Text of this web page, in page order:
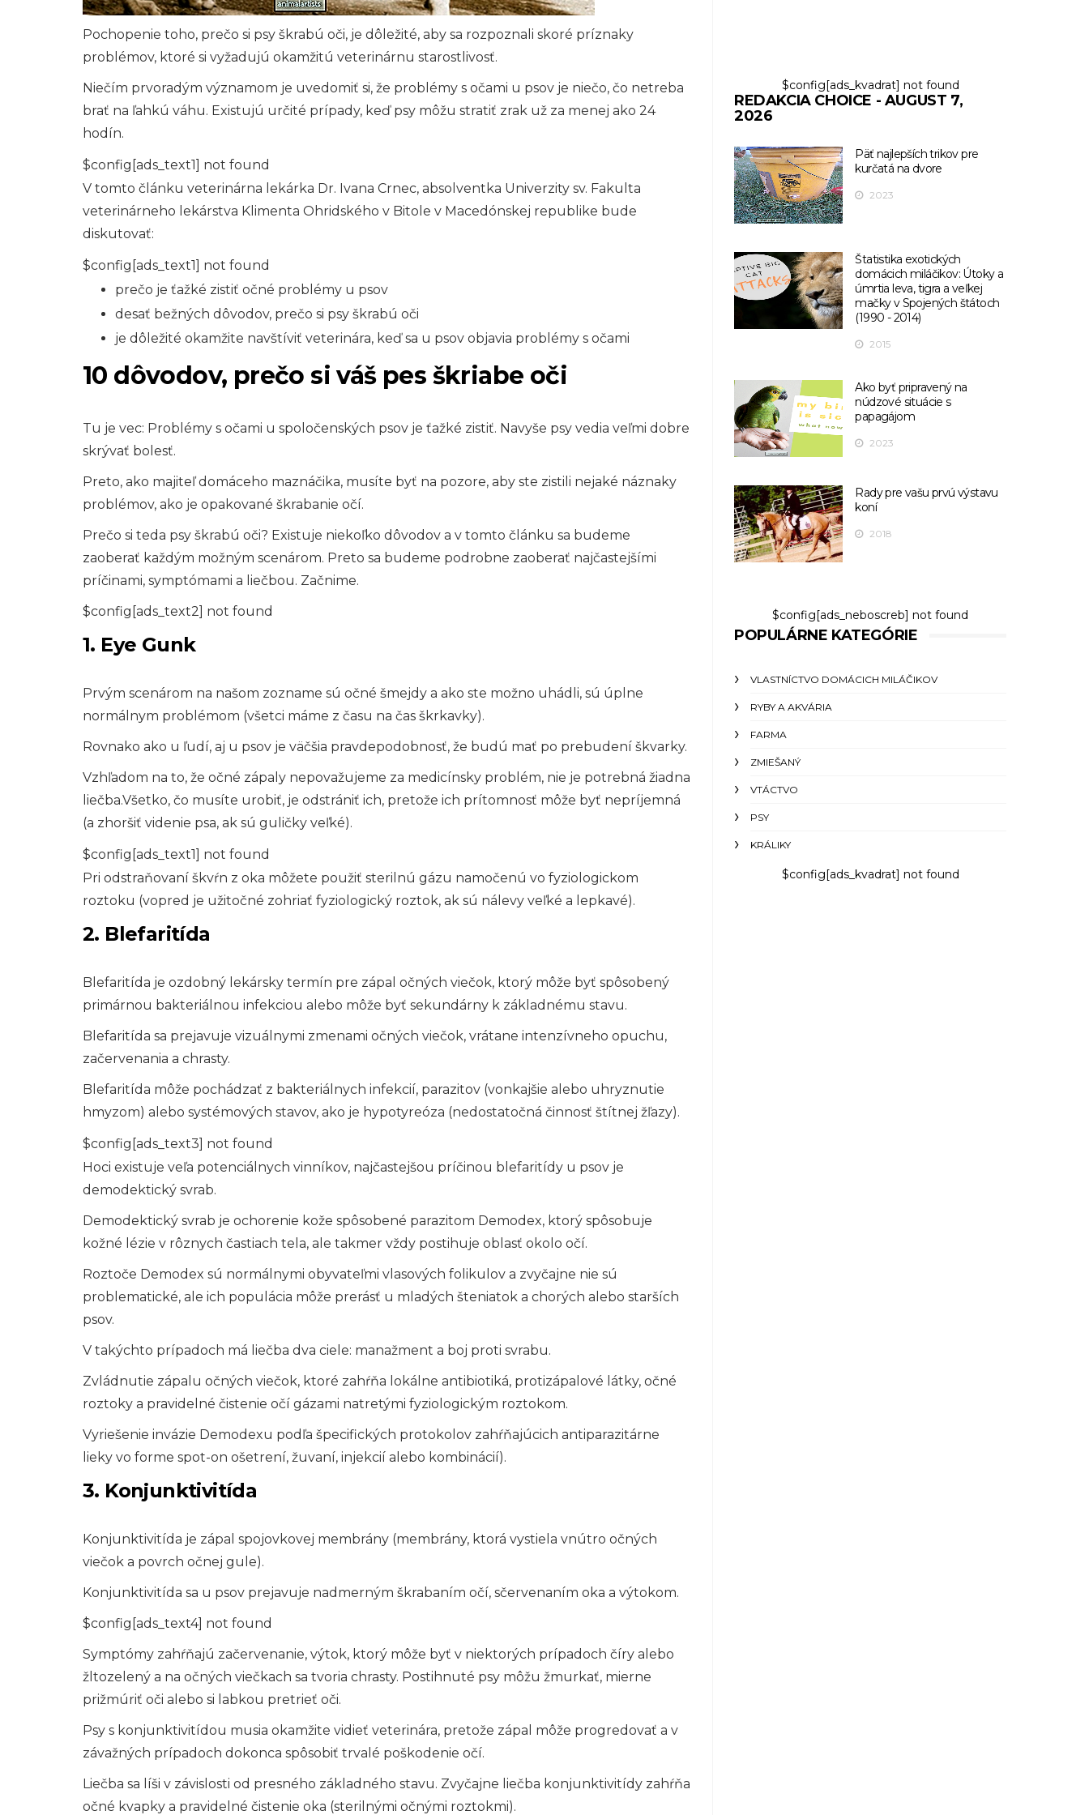
Pochopenie toho, prečo si psy škrabú oči, je dôležité, aby sa rozpoznali skoré príznaky
problémov, ktoré si vyžadujú okamžitú veterinárnu starostlivosť.
Niečím prvoradým významom je uvedomiť si, že problémy s očami u psov je niečo, čo netreba
brať na ľahkú váhu. Existujú určité prípady, keď psy môžu stratiť zrak už za menej ako 24
hodín.
$config[ads_text1] not found
V tomto článku veterinárna lekárka Dr. Ivana Crnec, absolventka Univerzity sv. Fakulta
veterinárneho lekárstva Klimenta Ohridského v Bitole v Macedónskej republike bude
diskutovať:
$config[ads_text1] not found
prečo je ťažké zistiť očné problémy u psov
desať bežných dôvodov, prečo si psy škrabú oči
je dôležité okamžite navštíviť veterinára, keď sa u psov objavia problémy s očami
10 dôvodov, prečo si váš pes škriabe oči
Tu je vec: Problémy s očami u spoločenských psov je ťažké zistiť. Navyše psy vedia veľmi dobre
skrývať bolesť.
Preto, ako majiteľ domáceho maznáčika, musíte byť na pozore, aby ste zistili nejaké náznaky
problémov, ako je opakované škrabanie očí.
Prečo si teda psy škrabú oči? Existuje niekoľko dôvodov a v tomto článku sa budeme
zaoberať každým možným scenárom. Preto sa budeme podrobne zaoberať najčastejšími
príčinami, symptómami a liečbou. Začnime.
$config[ads_text2] not found
1. Eye Gunk
Prvým scenárom na našom zozname sú očné šmejdy a ako ste možno uhádli, sú úplne
normálnym problémom (všetci máme z času na čas škrkavky).
Rovnako ako u ľudí, aj u psov je väčšia pravdepodobnosť, že budú mať po prebudení škvarky.
Vzhľadom na to, že očné zápaly nepovažujeme za medicínsky problém, nie je potrebná žiadna
liečba.Všetko, čo musíte urobiť, je odstrániť ich, pretože ich prítomnosť môže byť nepríjemná
(a zhoršiť videnie psa, ak sú guličky veľké).
$config[ads_text1] not found
Pri odstraňovaní škvŕn z oka môžete použiť sterilnú gázu namočenú vo fyziologickom
roztoku (vopred je užitočné zohriať fyziologický roztok, ak sú nálevy veľké a lepkavé).
2. Blefaritída
Blefaritída je ozdobný lekársky termín pre zápal očných viečok, ktorý môže byť spôsobený
primárnou bakteriálnou infekciou alebo môže byť sekundárny k základnému stavu.
Blefaritída sa prejavuje vizuálnymi zmenami očných viečok, vrátane intenzívneho opuchu,
začervenania a chrasty.
Blefaritída môže pochádzať z bakteriálnych infekcií, parazitov (vonkajšie alebo uhryznutie
hmyzom) alebo systémových stavov, ako je hypotyreóza (nedostatočná činnosť štítnej žľazy).
$config[ads_text3] not found
Hoci existuje veľa potenciálnych vinníkov, najčastejšou príčinou blefaritídy u psov je
demodektický svrab.
Demodektický svrab je ochorenie kože spôsobené parazitom Demodex, ktorý spôsobuje
kožné lézie v rôznych častiach tela, ale takmer vždy postihuje oblasť okolo očí.
Roztoče Demodex sú normálnymi obyvateľmi vlasových folikulov a zvyčajne nie sú
problematické, ale ich populácia môže prerásť u mladých šteniatok a chorých alebo starších
psov.
V takýchto prípadoch má liečba dva ciele: manažment a boj proti svrabu.
Zvládnutie zápalu očných viečok, ktoré zahŕňa lokálne antibiotiká, protizápalové látky, očné
roztoky a pravidelné čistenie očí gázami natretými fyziologickým roztokom.
Vyriešenie invázie Demodexu podľa špecifických protokolov zahŕňajúcich antiparazitárne
lieky vo forme spot-on ošetrení, žuvaní, injekcií alebo kombinácií).
3. Konjunktivitída
Konjunktivitída je zápal spojovkovej membrány (membrány, ktorá vystiela vnútro očných
viečok a povrch očnej gule).
Konjunktivitída sa u psov prejavuje nadmerným škrabaním očí, sčervenaním oka a výtokom.
$config[ads_text4] not found
Symptómy zahŕňajú začervenanie, výtok, ktorý môže byť v niektorých prípadoch číry alebo
žltozelený a na očných viečkach sa tvoria chrasty. Postihnuté psy môžu žmurkať, mierne
prižmúriť oči alebo si labkou pretrieť oči.
Psy s konjunktivitídou musia okamžite vidieť veterinára, pretože zápal môže progredovať a v
závažných prípadoch dokonca spôsobiť trvalé poškodenie očí.
Liečba sa líši v závislosti od presného základného stavu. Zvyčajne liečba konjunktivitídy zahŕňa
očné kvapky a pravidelné čistenie oka (sterilnými očnými roztokmi).
$config[ads_kvadrat] not found
REDAKCIA CHOICE - AUGUST 7,
2026
Päť najlepších trikov pre
kurčatá na dvore
2023
Štatistika exotických
domácich miláčikov: Útoky a
úmrtia leva, tigra a veľkej
mačky v Spojených štátoch
(1990 - 2014)
2015
Ako byť pripravený na
núdzové situácie s
papagájom
2023
Rady pre vašu prvú výstavu
koní
2018
$config[ads_neboscreb] not found
POPULÁRNE KATEGÓRIE
VLASTNÍCTVO DOMÁCICH MILÁČIKOV
RYBY A AKVÁRIA
FARMA
ZMIEŠANÝ
VTÁCTVO
PSY
KRÁLIKY
$config[ads_kvadrat] not found